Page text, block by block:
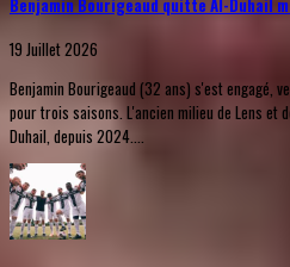
Benjamin Bourigeaud quitte Al-Duhail
19 Juillet 2026
Benjamin Bourigeaud (32 ans) s'est engagé,
pour trois saisons. L'ancien milieu de Lens et
Duhail, depuis 2024....